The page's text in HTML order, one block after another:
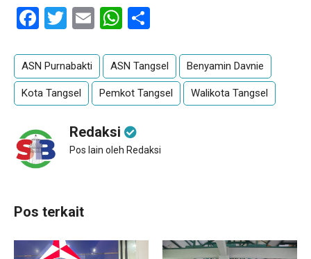
Facebook
Twitter
EmailWhatsApp
ASN Purnabakti ASN Tangsel Benyamin Davnie
Kota Tangsel Pemkot Tangsel Walikota Tangsel
Redaksi
Pos lain oleh Redaksi
Pos terkait